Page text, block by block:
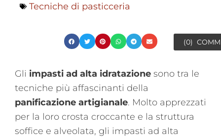
Tecniche di pasticceria
(0)
Gli impasti ad alta idratazione sono tra le
tecniche più affascinanti della
panificazione artigianale. Molto apprezzati
per la loro crosta croccante e la struttura
soffice e alveolata, gli impasti ad alta